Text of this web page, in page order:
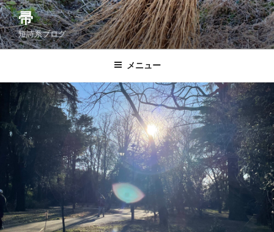
コ
ン
テ
ン
ス
ッ
帚
短詩系ブログ
メニュー